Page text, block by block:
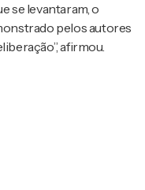
se levantaram, o
pelos autores
afirmou.